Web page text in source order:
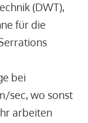
(DWT),
für die
bei
sec, wo sonst
arbeiten